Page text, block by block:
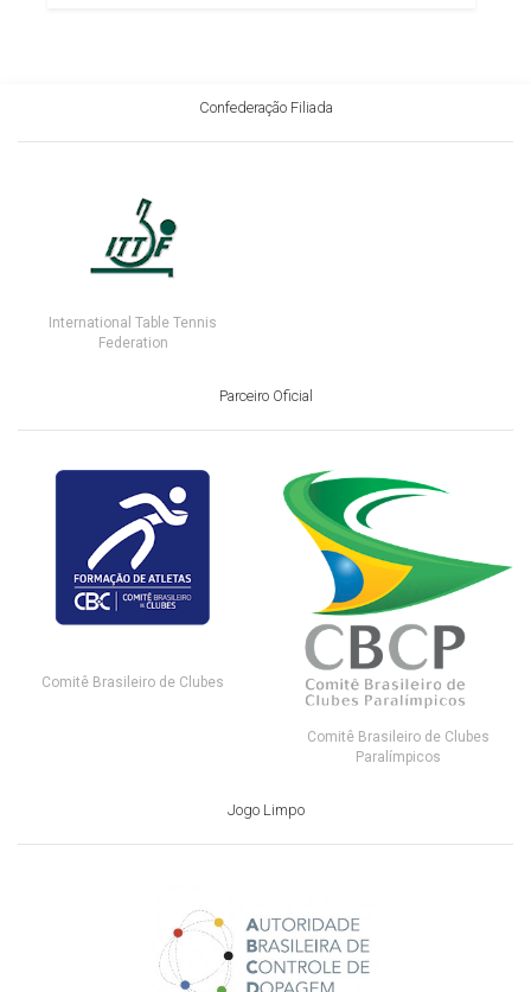
Confederação Filiada
International Table Tennis
Federation
Parceiro Oficial
Comitê Brasileiro de Clubes
Comitê Brasileiro de Clubes
Paralímpicos
Jogo Limpo